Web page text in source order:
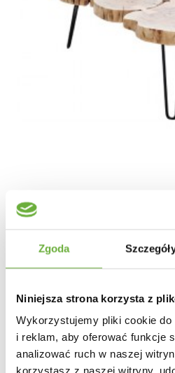
Zgoda
Niniejsza strona korzysta z
Wykorzystujemy pliki cookie
i reklam, aby oferować funkcje
analizować ruch w naszej
korzystasz z naszej witryny,
986,26 zł1 108,16 zł